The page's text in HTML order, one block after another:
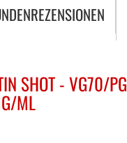
SHOT - VG70/
ML